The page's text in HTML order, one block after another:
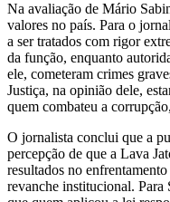
Na avaliação de Mário
valores no país. Para o
a ser tratados com rigor
da função, enquanto
ele, cometeram crimes
Justiça, na opinião dele,
quem combateu a
O jornalista conclui que a
percepção de que a Lava
resultados no
revanche institucional.